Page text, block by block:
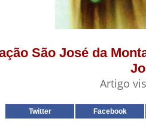
São José da
Artigo
Twitter Facebook